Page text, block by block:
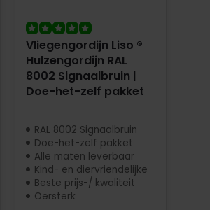
Vliegengordijn Liso ®
Hulzengordijn RAL
8002 Signaalbruin |
Doe-het-zelf pakket
RAL 8002 Signaalbruin
Doe-het-zelf pakket
Alle maten leverbaar
Kind- en diervriendelijke
Beste prijs-/ kwaliteit
Oersterk